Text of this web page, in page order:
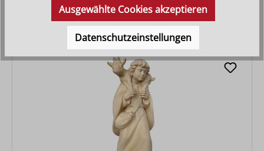
Regulärer Preis:
Ausgewählte Cookies akzeptieren
Datenschutzeinstellungen